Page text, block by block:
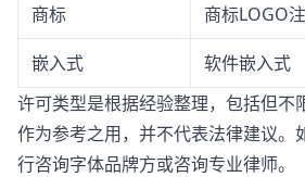
商标 商标LOGO
嵌入式 软件嵌入式
许可类型是根据经验整理，包括但不
作为参考之用，并不代表法律建议。
行咨询字体品牌方或咨询专业律师。